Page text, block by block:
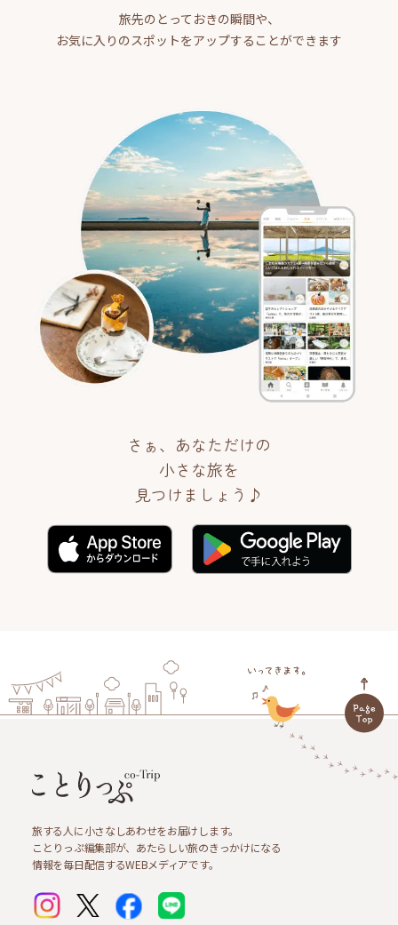
旅先のとっておきの瞬間や、
お気に入りのスポットをアップすることができます
さぁ、あなただけの
小さな旅を
見つけましょう♪
旅する人に小さなしあわせをお届けします。
ことりっぷ編集部が、あたらしい旅のきっかけになる
情報を毎日配信するWEBメディアです。